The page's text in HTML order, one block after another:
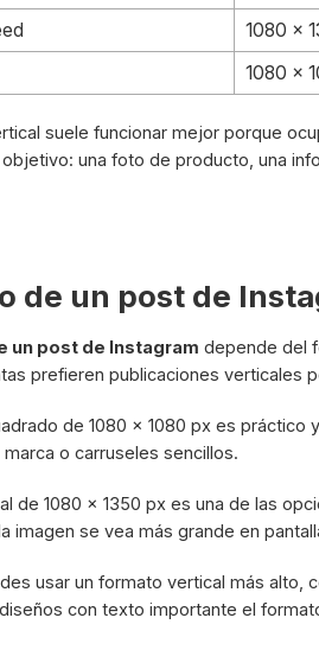
1080 x
1080 x
suele funcionar mejor porque
una foto de producto, una
de un post de
un post de Instagram depende del
prefieren publicaciones verticales
de 1080 x 1080 px es práctico
o carruseles sencillos.
de 1080 x 1350 px es una de las
imagen se vea más grande en
usar un formato vertical más alto,
con texto importante el